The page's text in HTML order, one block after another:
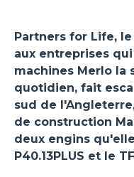
Partners for Life,
aux entreprises
machines Merlo la
quotidien, fait
sud de
de construction
deux engins
P40.13PLUS et le